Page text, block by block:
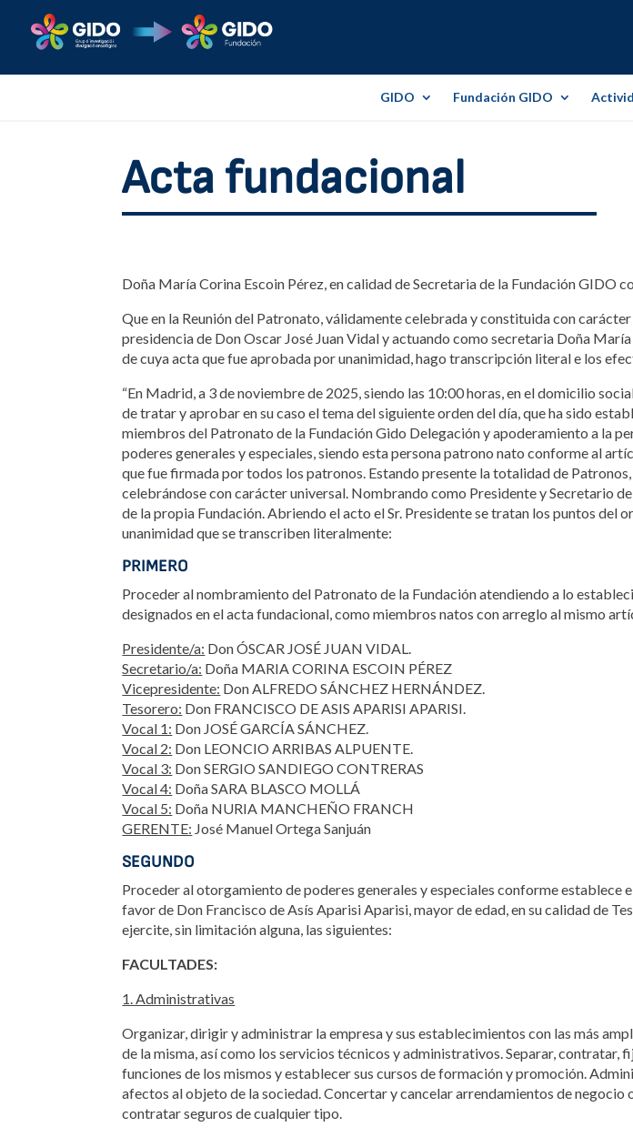
GIDO Fundación GIDO
Acta fundacional
Doña María Corina Escoin Pérez, en calidad de Secretaria de la Fundación GIDO
Que en la Reunión del Patronato, válidamente celebrada y constituida con
presidencia de Don Oscar José Juan Vidal y actuando como secretaria Doña
de cuya acta que fue aprobada por unanimidad, hago transcripción literal e los
“En Madrid, a 3 de noviembre de 2025, siendo las 10:00 horas, en el domicilio
de tratar y aprobar en su caso el tema del siguiente orden del día, que ha sido
miembros del Patronato de la Fundación Gido Delegación y apoderamiento a la
poderes generales y especiales, siendo esta persona patrono nato conforme al
que fue firmada por todos los patronos. Estando presente la totalidad de
celebrándose con carácter universal. Nombrando como Presidente y Secretario
de la propia Fundación. Abriendo el acto el Sr. Presidente se tratan los puntos
unanimidad que se transcriben literalmente:
PRIMERO
Proceder al nombramiento del Patronato de la Fundación atendiendo a lo
designados en el acta fundacional, como miembros natos con arreglo al mismo
Presidente/a: Don ÓSCAR JOSÉ JUAN VIDAL.
Secretario/a: Doña MARIA CORINA ESCOIN PÉREZ
Vicepresidente: Don ALFREDO SÁNCHEZ HERNÁNDEZ.
Tesorero: Don FRANCISCO DE ASIS APARISI APARISI.
Vocal 1: Don JOSÉ GARCÍA SÁNCHEZ.
Vocal 2: Don LEONCIO ARRIBAS ALPUENTE.
Vocal 3: Don SERGIO SANDIEGO CONTRERAS
Vocal 4: Doña SARA BLASCO MOLLÁ
Vocal 5: Doña NURIA MANCHEÑO FRANCH
GERENTE: José Manuel Ortega Sanjuán
SEGUNDO
Proceder al otorgamiento de poderes generales y especiales conforme
favor de Don Francisco de Asís Aparisi Aparisi, mayor de edad, en su calidad de
ejercite, sin limitación alguna, las siguientes:
FACULTADES:
1. Administrativas
Organizar, dirigir y administrar la empresa y sus establecimientos con las más
de la misma, así como los servicios técnicos y administrativos. Separar,
funciones de los mismos y establecer sus cursos de formación y promoción.
afectos al objeto de la sociedad. Concertar y cancelar arrendamientos de
contratar seguros de cualquier tipo.